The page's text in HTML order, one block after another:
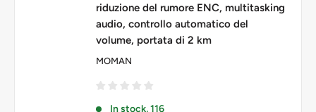
riduzione del rumore ENC, multitasking
audio, controllo automatico del
volume, portata di 2 km
MOMAN
In stock, 116